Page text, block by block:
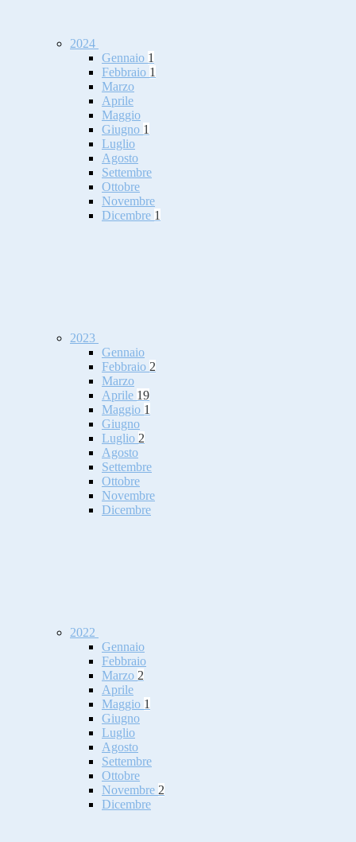
2024
Gennaio 1
Febbraio 1
Marzo
Aprile
Maggio
Giugno 1
Luglio
Agosto
Settembre
Ottobre
Novembre
Dicembre 1
2023
Gennaio
Febbraio 2
Marzo
Aprile 19
Maggio 1
Giugno
Luglio 2
Agosto
Settembre
Ottobre
Novembre
Dicembre
2022
Gennaio
Febbraio
Marzo 2
Aprile
Maggio 1
Giugno
Luglio
Agosto
Settembre
Ottobre
Novembre 2
Dicembre